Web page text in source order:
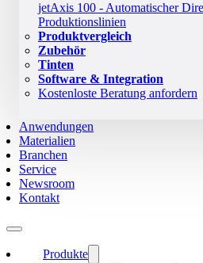
jetAxis 100 - Automatischer
Produktionslinien
Produktvergleich
Zubehör
Tinten
Software & Integration
Kostenloste Beratung anfordern
Anwendungen
Materialien
Branchen
Service
Newsroom
Kontakt
Produkte